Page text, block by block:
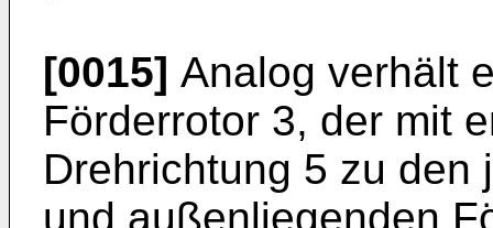
[0015] Analog verhält
Förderrotor 3, der mit
Drehrichtung 5 zu den
und außenliegenden